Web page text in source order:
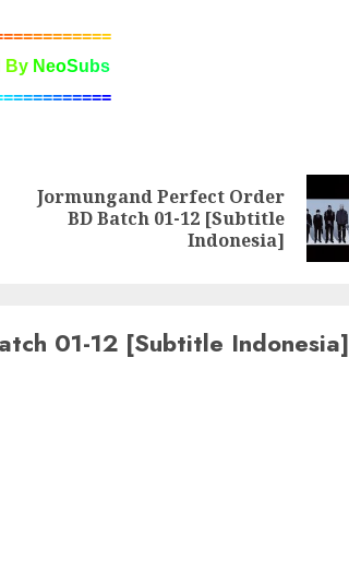
===========
By NeoSu bs
===========
Previous
Next
Jormungand Perfect Order
BD Batch 01-12 [Subtitle
Indonesia]
01-12 [Subtitle Indonesia]